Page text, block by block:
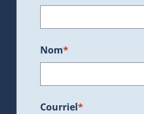
Nom*
Courriel*